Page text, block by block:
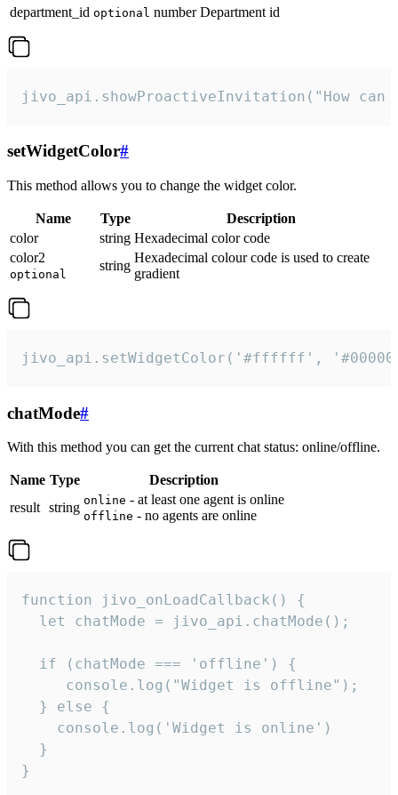
department_id optional number Department id
jivo_api.showProactiveInvitation("How
setWidgetColor#
This method allows you to change the widget color.
Name Type
Description
color
string Hexadecimal color code
color2
optional
string
Hexadecimal colour code is used to create
gradient
jivo_api.setWidgetColor('#ffffff',
chatMode#
With this method you can get the current chat status: online/offline.
Name Type
Description
result string online - at least one agent is online
offline - no agents are online
function jivo_onLoadCallback() {
  let chatMode = jivo_api.chatMode();
  if (chatMode === 'offline') {
     console.log("Widget is offline");
  } else {
    console.log('Widget is online')
  }
}